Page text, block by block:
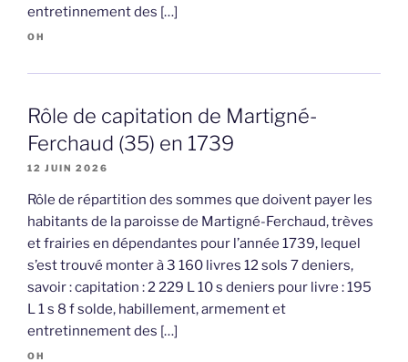
entretinnement des […]
OH
Rôle de capitation de Martigné-
Ferchaud (35) en 1739
12 JUIN 2026
Rôle de répartition des sommes que doivent payer les
habitants de la paroisse de Martigné-Ferchaud, trèves
et frairies en dépendantes pour l’année 1739, lequel
s’est trouvé monter à 3 160 livres 12 sols 7 deniers,
savoir : capitation : 2 229 L 10 s deniers pour livre : 195
L 1 s 8 f solde, habillement, armement et
entretinnement des […]
OH